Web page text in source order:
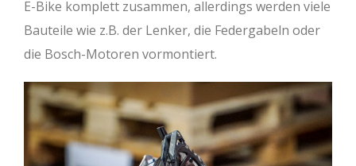
E-Bike komplett zusammen, allerdings werden viele
Bauteile wie z.B. der Lenker, die Federgabeln oder
die Bosch-Motoren vormontiert.